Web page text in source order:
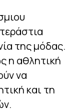
της μόδας.
η αθλητική
να
και τη